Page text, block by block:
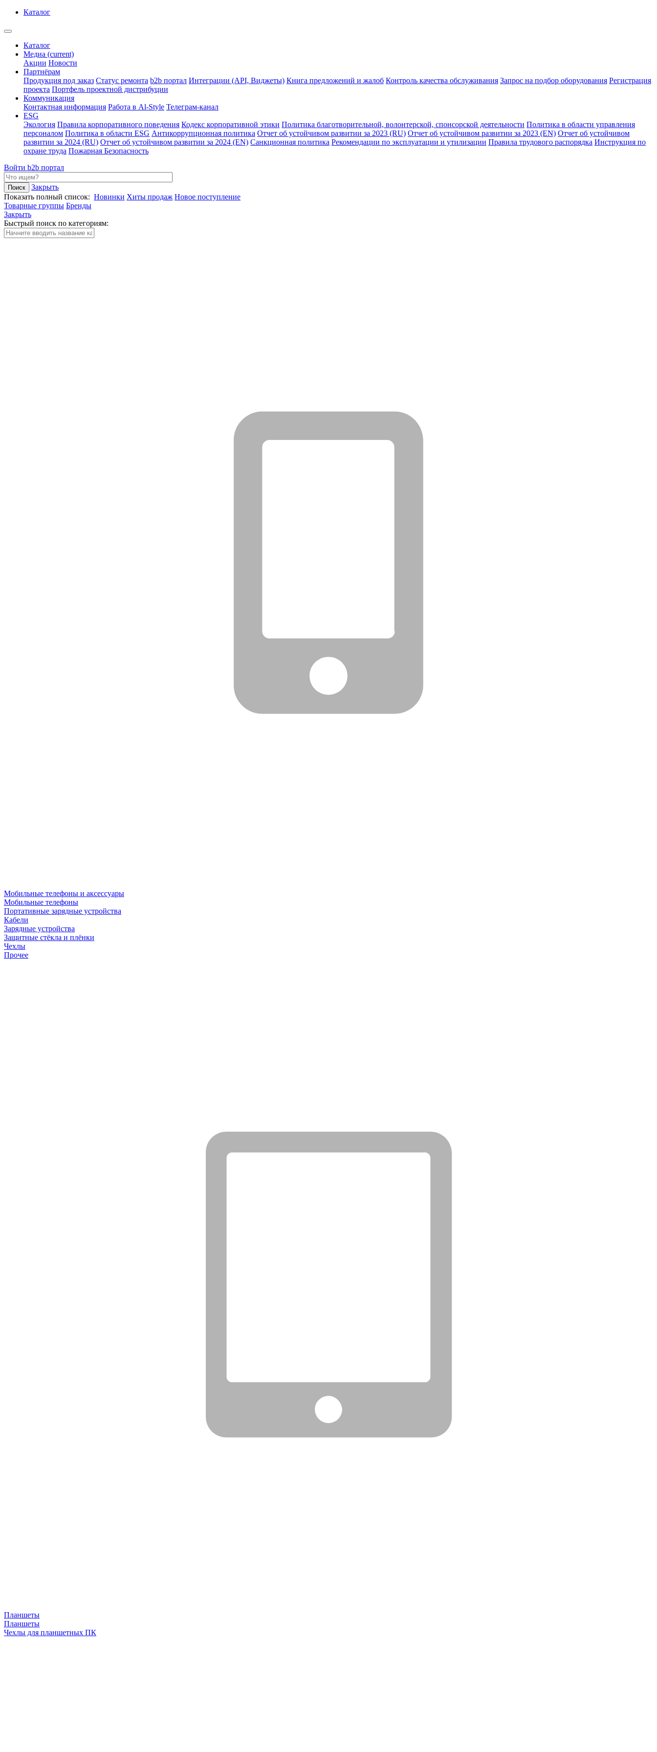
Каталог
Каталог
Медиа (current)
Акции Новости
Партнёрам
Продукция под заказ Статус ремонта b2b портал Интеграции (API, Виджеты) Книга предложений и жалоб Контроль качества обслуживания Запрос на подбор оборудования Регистрация
проекта Портфель проектной дистрибуции
Коммуникация
Контактная информация Работа в Al-Style Телеграм-канал
ESG
Экология Правила корпоративного поведения Кодекс корпоративной этики Политика благотворительной, волонтерской, спонсорской деятельности Политика в области управления
персоналом Политика в области ESG Антикоррупционная политика Отчет об устойчивом развитии за 2023 (RU) Отчет об устойчивом развитии за 2023 (EN) Отчет об устойчивом
развитии за 2024 (RU) Отчет об устойчивом развитии за 2024 (EN) Санкционная политика Рекомендации по эксплуатации и утилизации Правила трудового распорядка Инструкция по
охране труда Пожарная Безопасность
Войти b2b портал
Закрыть
Показать полный список: Новинки Хиты продаж Новое поступление
Товарные группы Бренды
Закрыть
Быстрый поиск по категориям:
Мобильные телефоны и аксессуары
Мобильные телефоны
Портативные зарядные устройства
Кабели
Зарядные устройства
Защитные стёкла и плёнки
Чехлы
Прочее
Планшеты
Планшеты
Чехлы для планшетных ПК